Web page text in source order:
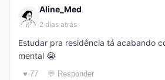
Aline_Med
2 dias atrás
Estudar pra residência tá acabando
mental 😭
♥ 77 💬 Responder